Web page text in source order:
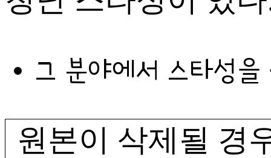
그 분야에서 스타성
원본이 삭제될 경